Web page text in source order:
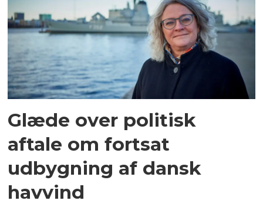
Glæde over politisk
aftale om fortsat
udbygning af dansk
havvind